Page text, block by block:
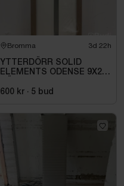
Bromma 3d 22h
YTTERDÖRR SOLID
ELEMENTS ODENSE 9X21
600 kr · 5 bud